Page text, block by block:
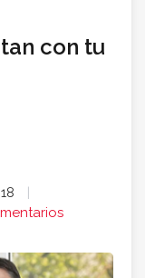
con tu